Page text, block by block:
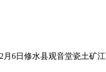
月6日修水县观音堂瓷土